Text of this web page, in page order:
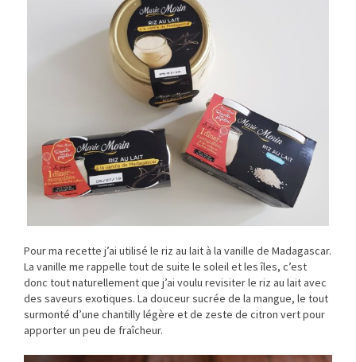
Pour ma recette j’ai utilisé le riz au lait à la vanille de Madagascar.
La vanille me rappelle tout de suite le soleil et les îles, c’est
donc tout naturellement que j’ai voulu revisiter le riz au lait avec
des saveurs exotiques. La douceur sucrée de la mangue, le tout
surmonté d’une chantilly légère et de zeste de citron vert pour
apporter un peu de fraîcheur.